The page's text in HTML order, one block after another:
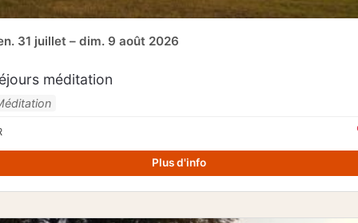
31 juillet – dim. 9 août 2026
méditation
Plus d'info